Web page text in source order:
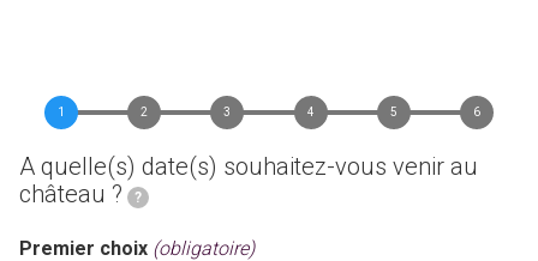
1 2 3 4 5 6
A quelle(s) date(s) souhaitez-vous venir au
château ?
?
Premier choix (obligatoire)